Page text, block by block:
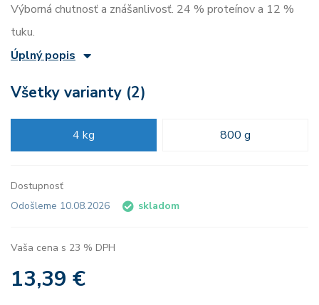
Výborná chutnosť a znášanlivosť. 24 % proteínov a 12 %
tuku.
Úplný popis
Všetky varianty (2)
4 kg 800 g
Dostupnosť
Odošleme 10.08.2026
skladom
Vaša cena s 23 % DPH
13,39 €